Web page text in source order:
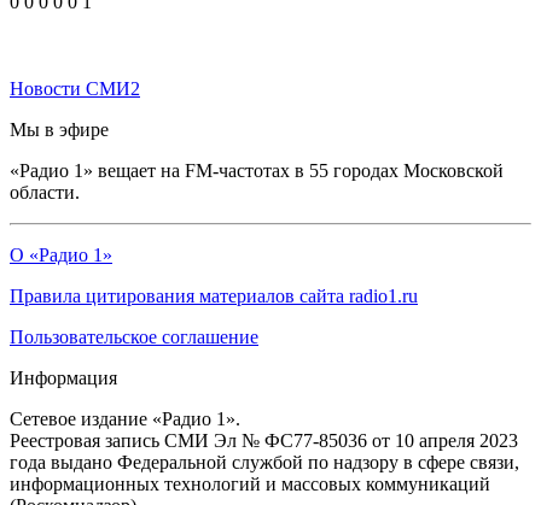
Новости СМИ2
Мы в эфире
«Радио 1» вещает на FM-частотах в 55 городах Московской
области.
О «Радио 1»
Правила цитирования материалов сайта radio1.ru
Пользовательское соглашение
Информация
Сетевое издание «Радио 1».
Реестровая запись СМИ Эл № ФС77-85036 от 10 апреля 2023
года выдано Федеральной службой по надзору в сфере связи,
информационных технологий и массовых коммуникаций